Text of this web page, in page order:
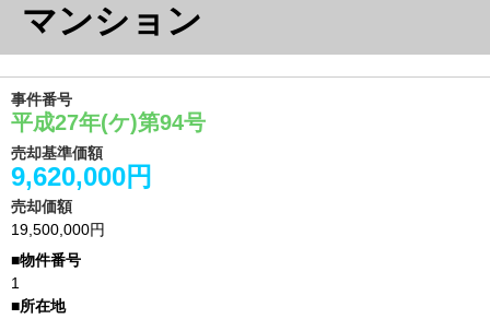
マンション
事件番号
平成27年(ケ)第94号
売却基準価額
9,620,000円
売却価額
19,500,000円
1